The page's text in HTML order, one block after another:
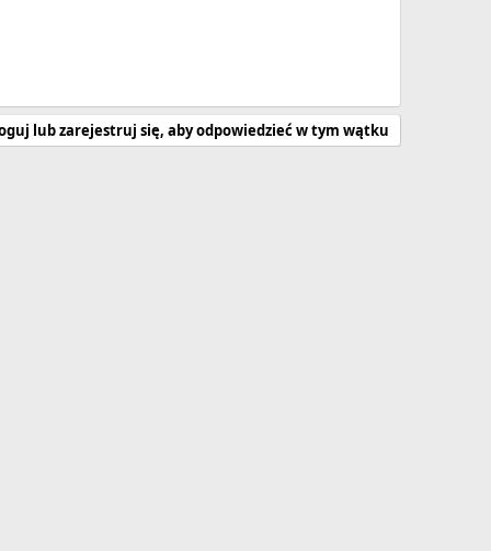
lub zarejestruj się, aby odpowiedzieć w tym wątku